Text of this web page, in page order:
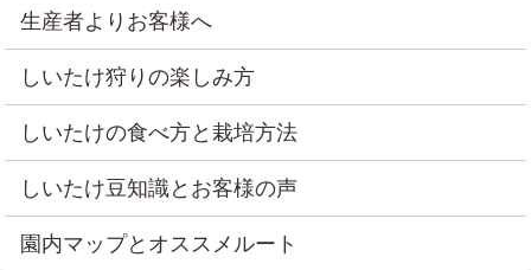
生産者よりお客様へ
しいたけ狩りの楽しみ方
しいたけの食べ方と栽培方法
しいたけ豆知識とお客様の声
園内マップとオススメルート